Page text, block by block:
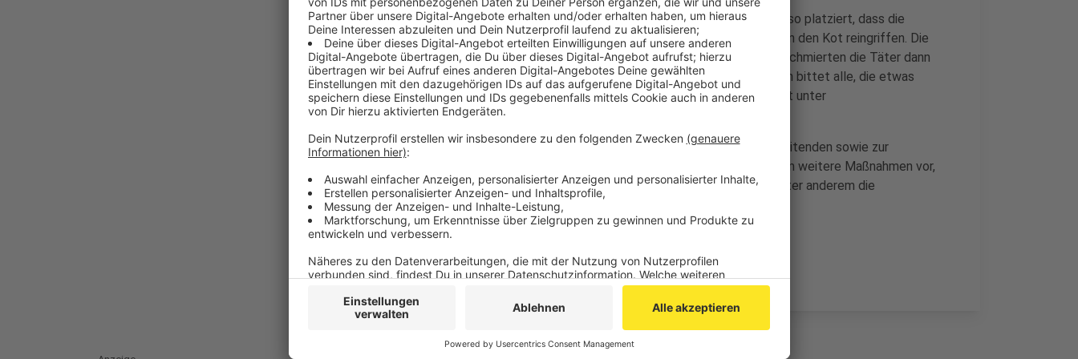
Laut der Stadt Herzogenrath wurde der Kot oft auch absichtlich so platziert, dass die
Mitarbeiter des städtischen Bauhofs beim Leeren der Mülleimer in den Kot reingriffen. Die
Stadt hat die Mülleimer zwischenzeitlich abgebaut, daraufhin beschmierten die Täter dann
aber Wartehäuschen von Bushaltestellen. Die Stadt Herzogenrath bittet alle, die etwas
Verdächtiges gesehen haben, sich beim städtischen Ordnungsamt unter
ordnungsamt@herzogenrath.de
Die Stadtverwaltung behält sich zum Schutz der eigenen Mitarbeitenden sowie zur
Aufrechterhaltung der Sauberkeit und Ordnung in der Stadt zudem weitere Maßnahmen vor,
um die oder den Täter zur Rechenschaft zu ziehen. Dazu zählt unter anderem die
Beauftragung eines Detektivs.
Anzeige